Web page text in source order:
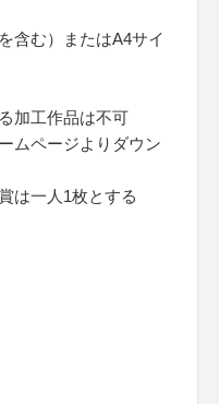
含む）またはA4サイ
加工作品は不可
ムページよりダウン
は一人1枚とする